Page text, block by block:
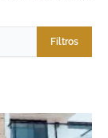
Filtros